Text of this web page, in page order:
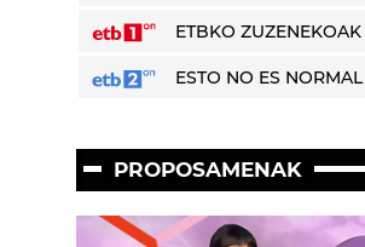
ETBKO ZUZENEKOAK
ESTO NO ES NORMAL
PROPOSAMENAK